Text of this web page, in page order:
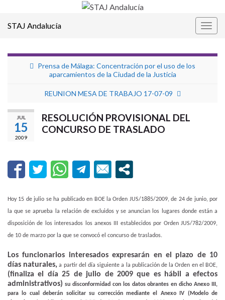
STAJ Andalucía
Prensa de Málaga: Concentración por el uso de los
aparcamientos de la Ciudad de la Justicia
REUNION MESA DE TRABAJO 17-07-09
JUL
15
2009
RESOLUCIÓN PROVISIONAL DEL
CONCURSO DE TRASLADO
Hoy 15 de julio se ha publicado en BOE la Orden JUS/1885/2009, de 24 de junio, por
la que se aprueba la relación de excluidos y se anuncian los lugares donde están a
disposición de los interesados los anexos III establecidos por Orden JUS/782/2009,
de 10 de marzo por la que se convocó el concurso de traslados.
Los funcionarios interesados expresarán en el plazo de 10
días naturales, a partir del día siguiente a la publicación de la Orden en el BOE,
(finaliza el día 25 de julio de 2009 que es hábil a efectos
administrativos) su disconformidad con los datos obrantes en dicho Anexo III,
para lo cual deberán solicitar su corrección mediante el Anexo IV (Modelo de